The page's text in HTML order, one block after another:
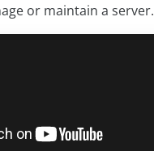
or maintain a server.